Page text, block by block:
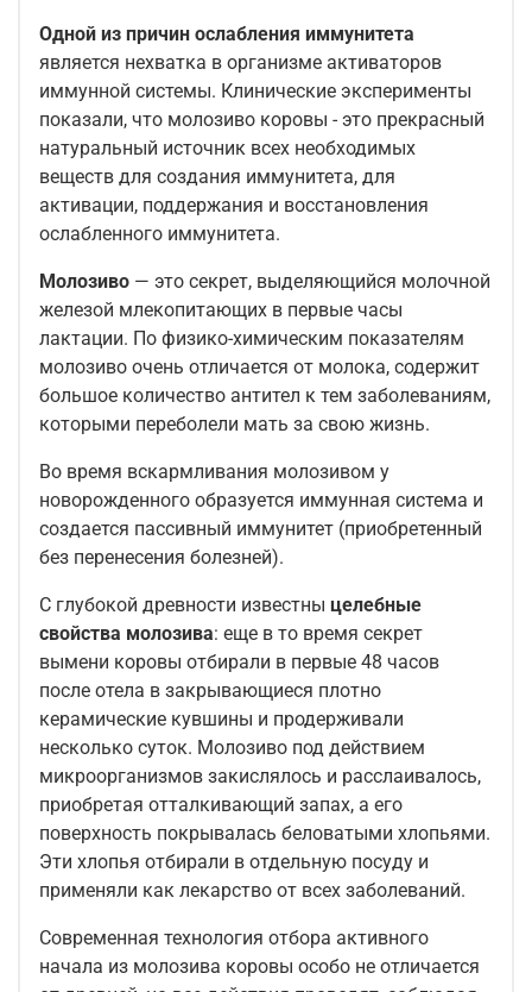
Одной из причин ослабления иммунитета
является нехватка в организме активаторов
иммунной системы. Клинические эксперименты
показали, что молозиво коровы - это прекрасный
натуральный источник всех необходимых
веществ для создания иммунитета, для
активации, поддержания и восстановления
ослабленного иммунитета.
Молозиво — это секрет, выделяющийся молочной
железой млекопитающих в первые часы
лактации. По физико-химическим показателям
молозиво очень отличается от молока, содержит
большое количество антител к тем заболеваниям,
которыми переболели мать за свою жизнь.
Во время вскармливания молозивом у
новорожденного образуется иммунная система и
создается пассивный иммунитет (приобретенный
без перенесения болезней).
С глубокой древности известны целебные
свойства молозива: еще в то время секрет
вымени коровы отбирали в первые 48 часов
после отела в закрывающиеся плотно
керамические кувшины и продерживали
несколько суток. Молозиво под действием
микроорганизмов закислялось и расслаивалось,
приобретая отталкивающий запах, а его
поверхность покрывалась беловатыми хлопьями.
Эти хлопья отбирали в отдельную посуду и
применяли как лекарство от всех заболеваний.
Современная технология отбора активного
начала из молозива коровы особо не отличается